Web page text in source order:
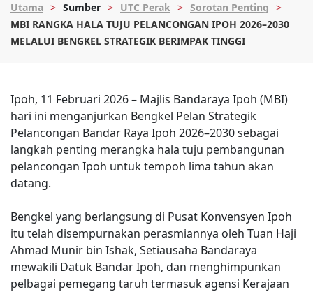
Utama Sumber UTC Perak
Sorotan Penting
MBI RANGKA HALA TUJU PELANCONGAN IPOH 2026–2030
MELALUI BENGKEL STRATEGIK BERIMPAK TINGGI
Ipoh, 11 Februari 2026 – Majlis Bandaraya Ipoh (MBI)
hari ini menganjurkan Bengkel Pelan Strategik
Pelancongan Bandar Raya Ipoh 2026–2030 sebagai
langkah penting merangka hala tuju pembangunan
pelancongan Ipoh untuk tempoh lima tahun akan
datang.
Bengkel yang berlangsung di Pusat Konvensyen Ipoh
itu telah disempurnakan perasmiannya oleh Tuan Haji
Ahmad Munir bin Ishak, Setiausaha Bandaraya
mewakili Datuk Bandar Ipoh, dan menghimpunkan
pelbagai pemegang taruh termasuk agensi Kerajaan